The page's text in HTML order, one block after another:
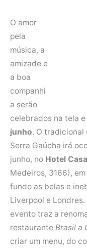
O amor
pela
música, a
amizade e
a boa
companhi
a serão
celebrados na tela
junho. O
Serra Gaúcha irá
junho, no Hotel
Medeiros, 3166),
fundo as belas e
Liverpool e
evento traz a
restaurante Brasil a
criar um menu, do